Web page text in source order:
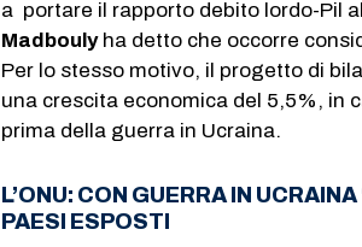
a portare il rapporto debito lordo-Pil
Madboulyha detto che occorre
Per lo stesso motivo, il progetto di
una crescita economica del 5,5%, in
prima della guerra in Ucraina.
L’ONU: CON GUERRA IN
PAESI ESPOSTI